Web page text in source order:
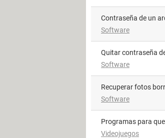
Contraseña de un
Software
Quitar contraseña
Software
Recuperar fotos
Software
Programas para
Videojuegos